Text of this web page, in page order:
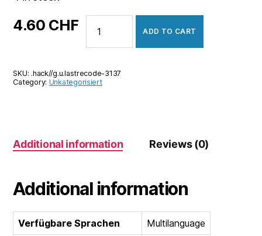
4.60 CHF
Last
Recode
ADD TO CART
SKU: .hack//g.u.lastrecode-3137
Category: Unkategorisiert
Additional information Reviews (0)
Additional information
Verfügbare Sprachen
Multilanguage